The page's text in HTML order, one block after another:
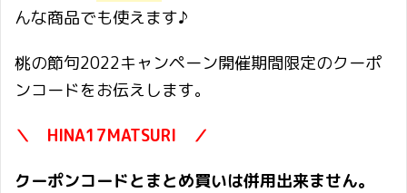
んな商品でも使えます♪
桃の節句2022キャンペーン開催期間限定のクーポ
ンコードをお伝えします。
＼ HINA17MATSURI ／
クーポンコードとまとめ買いは併用出来ません。